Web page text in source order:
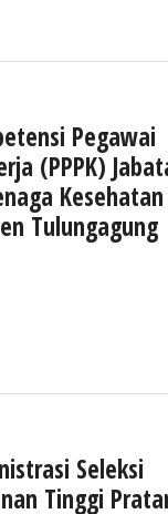
Pegawai
(PPPK)
Tulungagung
Seleksi
Tinggi